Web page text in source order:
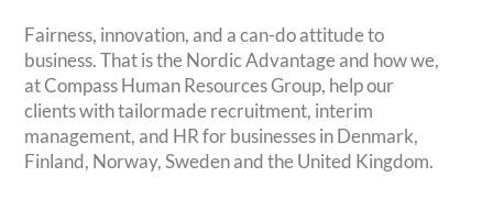
Fairness, innovation, and a can-do attitude to
business. That is the Nordic Advantage and how we,
at Compass Human Resources Group, help our
clients with tailormade recruitment, interim
management, and HR for businesses in Denmark,
Finland, Norway, Sweden and the United Kingdom.